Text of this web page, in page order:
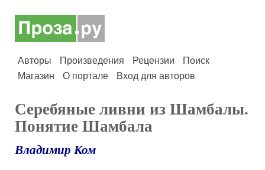
Авторы Произведения Рецензии
Поиск
Магазин
О портале Вход для авторов
Серебяные ливни из Шамбалы.
Понятие Шамбала
Владимир Ком